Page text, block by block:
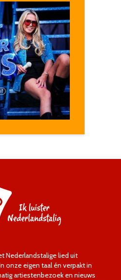
Nederlandstalige lied uit
onze eigen taal én verpakt in
artiestenbezoek en nieuws